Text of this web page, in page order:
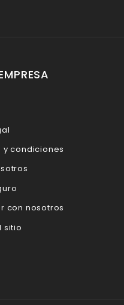
y condiciones
con nosotros
sitio